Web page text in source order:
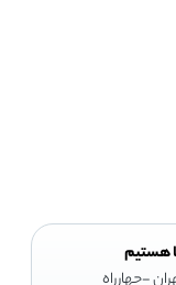
هستیم
-چهارراه